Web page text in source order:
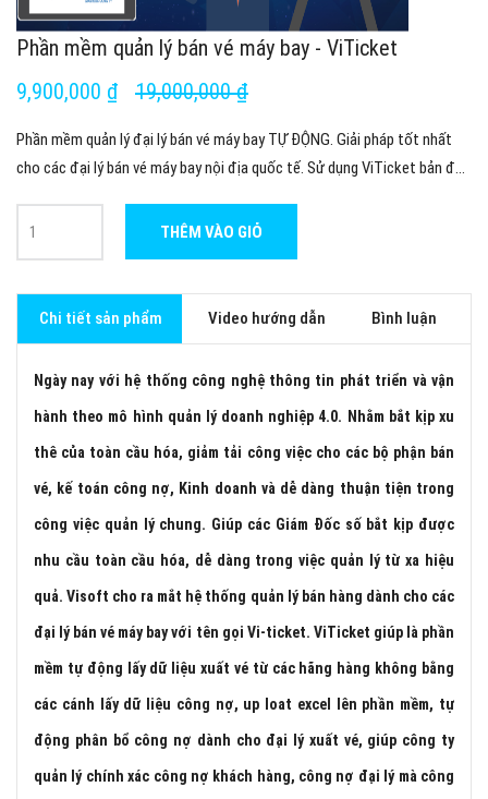
Phần mềm quản lý bán vé máy bay - ViTicket
9,900,000 ₫
19,000,000 ₫
Phần mềm quản lý đại lý bán vé máy bay TỰ ĐỘNG. Giải pháp tốt nhất
cho các đại lý bán vé máy bay nội địa quốc tế. Sử dụng ViTicket bản đã
phận chăm sóc khách hàng, tăng 50% nhân viên bán vé,... Tăng 50% lợi
THÊM VÀO GIỎ
Chi tiết sản phẩm Video hướng dẫn Bình luận
Ngày nay với hệ thống công nghệ thông tin phát triển và vận
hành theo mô hình quản lý doanh nghiệp 4.0. Nhằm bắt kịp xu
thê của toàn cầu hóa, giảm tải công việc cho các bộ phận bán
vé, kế toán công nợ, Kinh doanh và dễ dàng thuận tiện trong
công việc quản lý chung. Giúp các Giám Đốc số bắt kịp được
nhu cầu toàn cầu hóa, dễ dàng trong việc quản lý từ xa hiệu
quả. Visoft cho ra mắt hệ thống quản lý bán hàng dành cho các
đại lý bán vé máy bay với tên gọi Vi-ticket. ViTicket giúp là phần
mềm tự động lấy dữ liệu xuất vé từ các hãng hàng không bằng
các cánh lấy dữ liệu công nợ, up loat excel lên phần mềm, tự
động phân bổ công nợ dành cho đại lý xuất vé, giúp công ty
quản lý chính xác công nợ khách hàng, công nợ đại lý mà công